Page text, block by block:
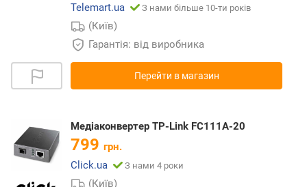
Telemart.ua
З нами більше 10-ти років
(Київ)
Гарантія: від виробника
Перейти в магазин
Медіаконвертер TP-Link FC111A-20
799 грн.
Click.ua
З нами 4 роки
(Київ)